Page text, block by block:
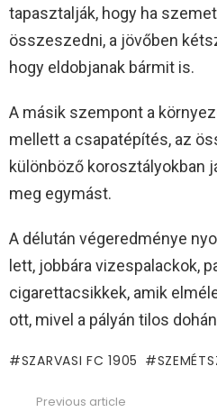
tapasztalják, hogy ha
összeszedni, a jövőben
hogy eldobjanak bármit is.
A másik szempont a
mellett a csapatépítés, az
különböző korosztályokban
meg egymást.
A délután végeredménye
lett, jobbára vizespalackok,
cigarettacsikkek, amik
ott, mivel a pályán tilos
SZARVASI FC 1905
Previous article